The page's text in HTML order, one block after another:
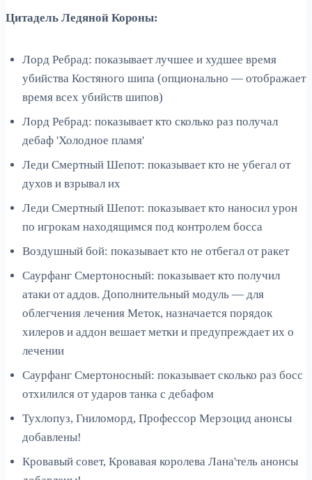
Цитадель Ледяной Короны:
Лорд Ребрад: показывает лучшее и худшее время
убийства Костяного шипа (опционально — отображает
время всех убийств шипов)
Лорд Ребрад: показывает кто сколько раз получал
дебаф 'Холодное пламя'
Леди Смертный Шепот: показывает кто не убегал от
духов и взрывал их
Леди Смертный Шепот: показывает кто наносил урон
по игрокам находящимся под контролем босса
Воздушный бой: показывает кто не отбегал от ракет
Саурфанг Смертоносный: показывает кто получил
атаки от аддов. Дополнительный модуль — для
облегчения лечения Меток, назначается порядок
хилеров и аддон вешает метки и предупреждает их о
лечении
Саурфанг Смертоносный: показывает сколько раз босс
отхилился от ударов танка с дебафом
Тухлопуз, Гниломорд, Профессор Мерзоцид анонсы
добавлены!
Кровавый совет, Кровавая королева Лана'тель анонсы